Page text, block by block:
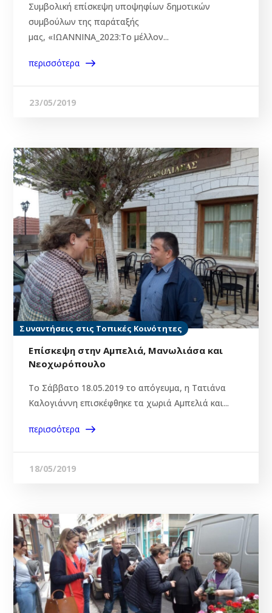
Συμβολική επίσκεψη υποψηφίων δημοτικών
συμβούλων της παράταξής
μας, «ΙΩΑΝΝΙΝΑ_2023:Το μέλλον...
περισσότερα
23/05/2019
Συναντήσεις στις Τοπικές Κοινότητες
Επίσκεψη στην Αμπελιά, Μανωλιάσα και
Νεοχωρόπουλο
Τo Σάββατο 18.05.2019 το απόγευμα, η Τατιάνα
Καλογιάννη επισκέφθηκε τα χωριά Αμπελιά και...
περισσότερα
18/05/2019